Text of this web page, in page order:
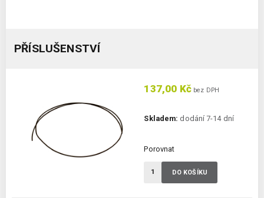
PŘÍSLUŠENSTVÍ
137,00 Kč bez DPH
Skladem: dodání 7-14 dní
Porovnat
DO KOŠÍKU